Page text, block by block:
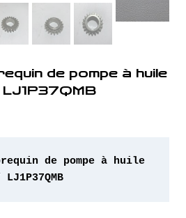
de pompe à huile
de pompe à huile